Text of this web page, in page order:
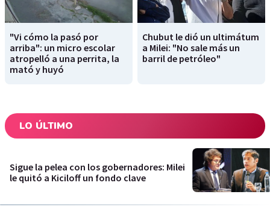
"Vi cómo la pasó por
arriba": un micro escolar
atropelló a una perrita, la
mató y huyó
Chubut le dió un ultimátum
a Milei: "No sale más un
barril de petróleo"
LO ÚLTIMO
Sigue la pelea con los gobernadores: Milei
le quitó a Kiciloff un fondo clave